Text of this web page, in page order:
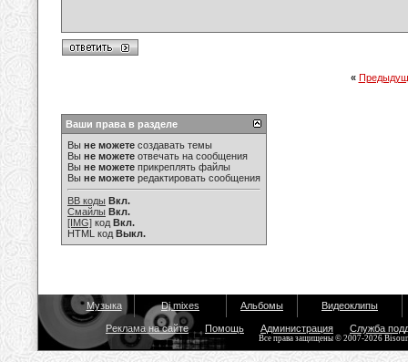
«
Ваши права в разделе
Вы не можете создавать темы
Вы не можете отвечать на сообщения
Вы не можете прикреплять файлы
Вы не можете редактировать сообщения
BB коды Вкл.
Смайлы Вкл.
[IMG] код Вкл.
HTML код Выкл.
Музыка Dj mixes Альбомы Видеоклипы
Реклама на сайте Помощь Администрация Служба
Все права защищены © 2007-2026